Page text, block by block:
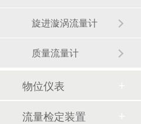
旋进漩涡流量计
质量流量计
物位仪表
流量检定装置